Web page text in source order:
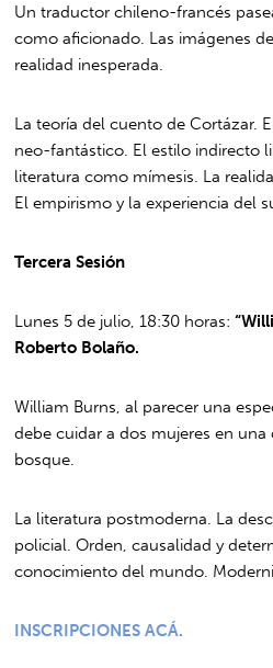
Un traductor chileno-francés
como aficionado. Las imágenes
realidad inesperada.
La teoría del cuento de Cortázar.
neo-fantástico. El estilo indirecto
literatura como mímesis. La
El empirismo y la experiencia del
Tercera Sesión
Lunes 5 de julio, 18:30 horas:
Roberto Bolaño.
William Burns, al parecer una
debe cuidar a dos mujeres en
bosque.
La literatura postmoderna. La
policial. Orden, causalidad y
conocimiento del mundo.
INSCRIPCIONES ACÁ.